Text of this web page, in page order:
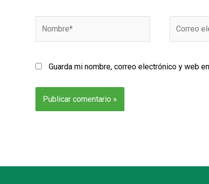
Guarda mi nombre, correo electrónico y web